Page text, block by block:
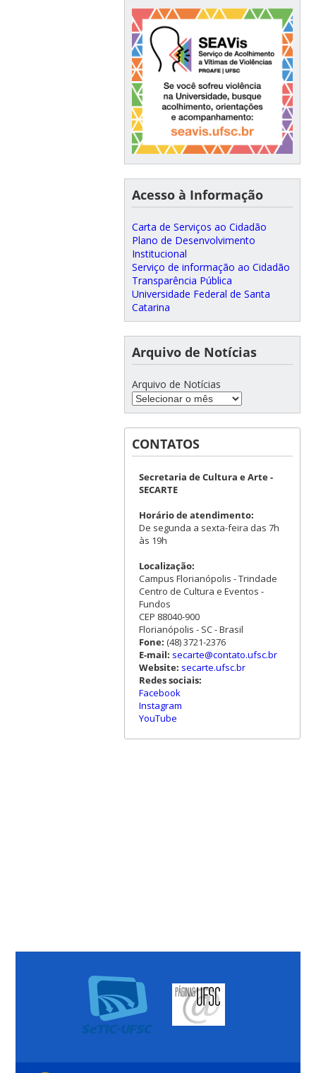
Acesso à Informação
Carta de Serviços ao Cidadão
Plano de Desenvolvimento
Institucional
Serviço de informação ao Cidadão
Transparência Pública
Universidade Federal de Santa
Catarina
Arquivo de Notícias
Arquivo de Notícias
CONTATOS
Secretaria de Cultura e Arte -
SECARTE
Horário de atendimento:
De segunda a sexta-feira das 7h
às 19h
Localização:
Campus Florianópolis - Trindade
Centro de Cultura e Eventos -
Fundos
CEP 88040-900
Florianópolis - SC - Brasil
Fone: (48) 3721-2376
E-mail: secarte@contato.ufsc.br
Website: secarte.ufsc.br
Redes sociais:
Facebook
Instagram
YouTube